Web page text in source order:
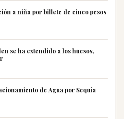
a niña por billete de cinco pesos
se ha extendido a los huesos,
de Agua por Sequía